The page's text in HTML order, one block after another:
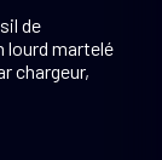
de
lourd martelé
chargeur,